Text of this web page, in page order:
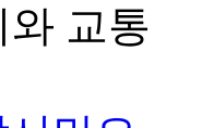
와 교통